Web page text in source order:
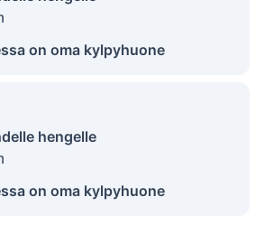
on oma kylpyhuone
hengelle
on oma kylpyhuone